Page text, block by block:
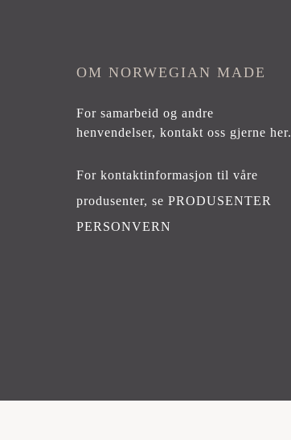
OM NORWEGIAN MADE
For samarbeid og andre
henvendelser,kontakt oss gjerne her.
For kontaktinformasjon til våre
produsenter, sePRODUSENTER
PERSONVERN